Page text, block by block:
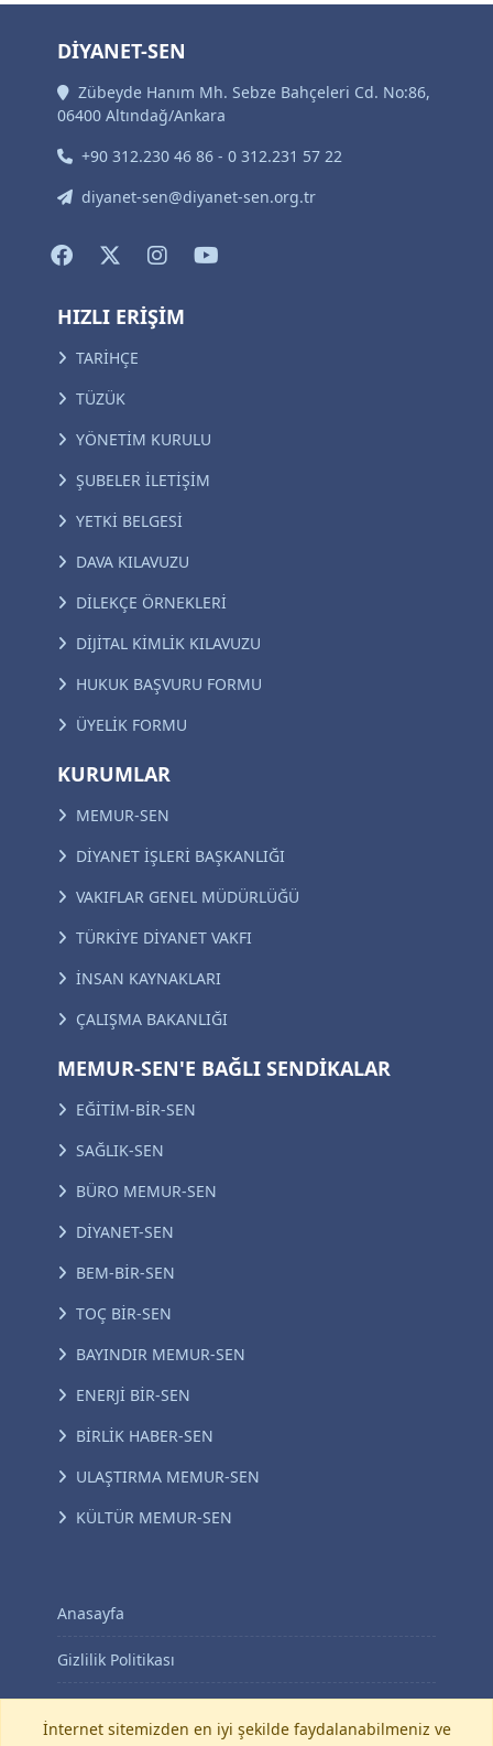
DİYANET-SEN
Zübeyde Hanım Mh. Sebze Bahçeleri Cd. No:86,
06400 Altındağ/Ankara
+90 312.230 46 86 - 0 312.231 57 22
diyanet-sen@diyanet-sen.org.tr
HIZLI ERİŞİM
TARİHÇE
TÜZÜK
YÖNETİM KURULU
ŞUBELER İLETİŞİM
YETKİ BELGESİ
DAVA KILAVUZU
DİLEKÇE ÖRNEKLERİ
DİJİTAL KİMLİK KILAVUZU
HUKUK BAŞVURU FORMU
ÜYELİK FORMU
KURUMLAR
MEMUR-SEN
DİYANET İŞLERİ BAŞKANLIĞI
VAKIFLAR GENEL MÜDÜRLÜĞÜ
TÜRKİYE DİYANET VAKFI
İNSAN KAYNAKLARI
ÇALIŞMA BAKANLIĞI
MEMUR-SEN'E BAĞLI SENDİKALAR
EĞİTİM-BİR-SEN
SAĞLIK-SEN
BÜRO MEMUR-SEN
DİYANET-SEN
BEM-BİR-SEN
TOÇ BİR-SEN
BAYINDIR MEMUR-SEN
ENERJİ BİR-SEN
BİRLİK HABER-SEN
ULAŞTIRMA MEMUR-SEN
KÜLTÜR MEMUR-SEN
Anasayfa
Gizlilik Politikası
KVKK Aydınlatma Metni
İnternet sitemizden en iyi şekilde faydalanabilmeniz ve